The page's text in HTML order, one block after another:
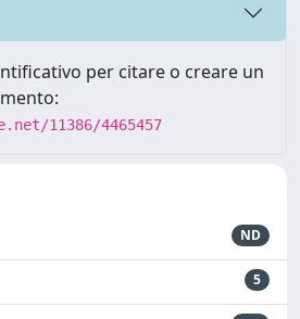
per citare o creare un
11386/4465457
ND
5